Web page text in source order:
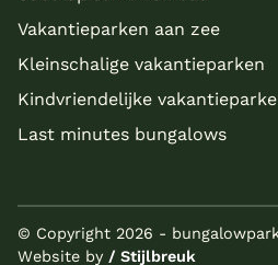
Vakantieparken aan zee
Kleinschalige vakantieparken
Kindvriendelijke
Last minutes bungalows
© Copyright 2026 -
Website by / Stijlbreuk